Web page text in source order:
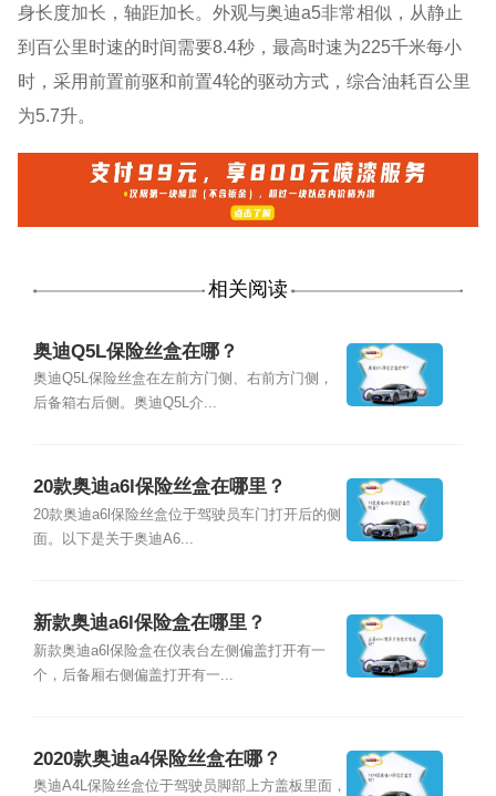
身长度加长，轴距加长。外观与奥迪a5非常相似，从静止
到百公里时速的时间需要8.4秒，最高时速为225千米每小
时，采用前置前驱和前置4轮的驱动方式，综合油耗百公里
为5.7升。
相关阅读
奥迪Q5L保险丝盒在哪？
奥迪Q5L保险丝盒在左前方门侧、右前方门侧，
后备箱右后侧。奥迪Q5L介...
20款奥迪a6l保险丝盒在哪里？
20款奥迪a6l保险丝盒位于驾驶员车门打开后的侧
面。以下是关于奥迪A6...
新款奥迪a6l保险盒在哪里？
新款奥迪a6l保险盒在仪表台左侧偏盖打开有一
个，后备厢右侧偏盖打开有一...
2020款奥迪a4保险丝盒在哪？
奥迪A4L保险丝盒位于驾驶员脚部上方盖板里面，